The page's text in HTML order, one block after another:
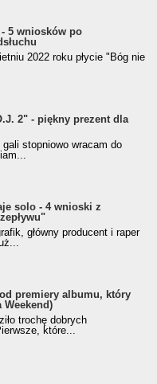
- 5 wniosków po
2022 roku płycie "Bóg nie
2" - piękny prezent dla
stopniowo wracam do
solo - 4 wnioski z
główny producent i raper
premiery albumu, który
Weekend)
trochę dobrych
które...